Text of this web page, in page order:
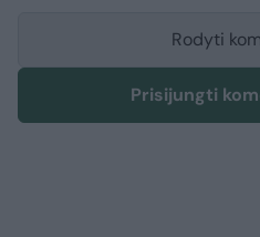
Rodyti
Prisijungti